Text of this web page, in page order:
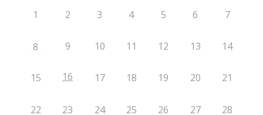
1 2 3 4 5 6 7
8 9 10 11 12 13 14
15 16 17 18 19 20 21
22 23 24 25 26 27 28